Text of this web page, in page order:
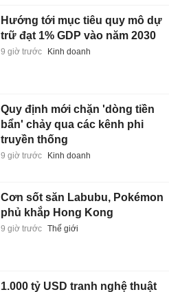
Hướng tới mục tiêu quy mô dự
trữ đạt 1% GDP vào năm 2030
9 giờ trước Kinh doanh
Quy định mới chặn 'dòng tiền
bẩn' chảy qua các kênh phi
truyền thống
9 giờ trước Kinh doanh
Cơn sốt săn Labubu, Pokémon
phủ khắp Hong Kong
9 giờ trước Thế giới
1.000 tỷ USD tranh nghệ thuật